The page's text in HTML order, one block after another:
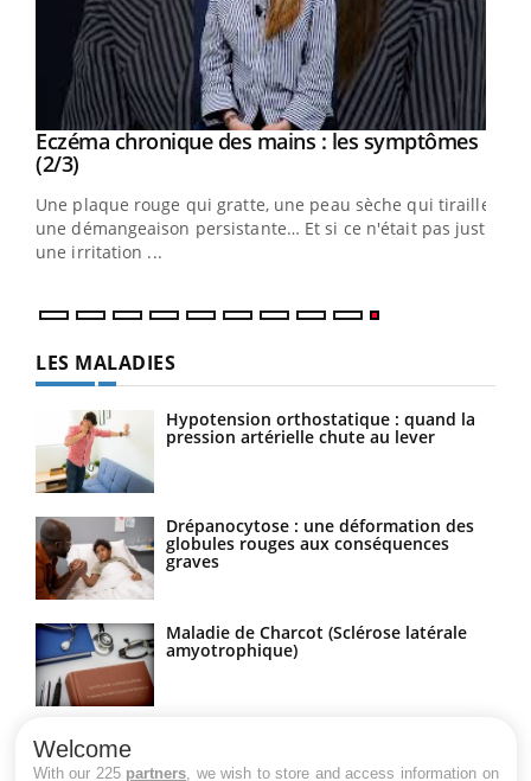
Youtube
Eczéma chronique des mains : les symptômes
(2/3)Youtube
Une plaque rouge qui gratte, une peau sèche qui tiraille,
une démangeaison persistante… Et si ce n'était pas juste
une irritation ...
LES MALADIES
Hypotension orthostatique : quand la
pression artérielle chute au lever
Drépanocytose : une déformation des
globules rouges aux conséquences
graves
Maladie de Charcot (Sclérose latérale
amyotrophique)
Welcome
With our 225 partners , we wish to store and access information on